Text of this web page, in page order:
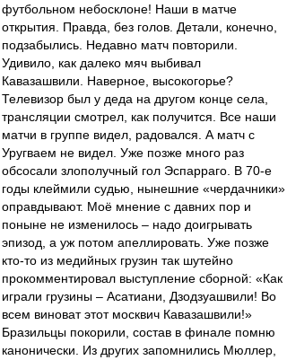
футбольном небосклоне! Наши в матче
открытия. Правда, без голов. Детали, конечно,
подзабылись. Недавно матч повторили.
Удивило, как далеко мяч выбивал
Кавазашвили. Наверное, высокогорье?
Телевизор был у деда на другом конце села,
трансляции смотрел, как получится. Все наши
матчи в группе видел, радовался. А матч с
Уругваем не видел. Уже позже много раз
обсосали злополучный гол Эспарраго. В 70-е
годы клеймили судью, нынешние «чердачники»
оправдывают. Моё мнение с давних пор и
поныне не изменилось – надо доигрывать
эпизод, а уж потом апеллировать. Уже позже
кто-то из медийных грузин так шутейно
прокомментировал выступление сборной: «Как
играли грузины – Асатиани, Дзодзуашвили! Во
всем виноват этот москвич Кавазашвили!»
Бразильцы покорили, состав в финале помню
канонически. Из других запомнились Мюллер,